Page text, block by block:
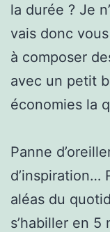
la durée ? Je
vais donc
à composer
avec un petit
économies la
Panne
d’inspiration…
aléas du
s’habiller en